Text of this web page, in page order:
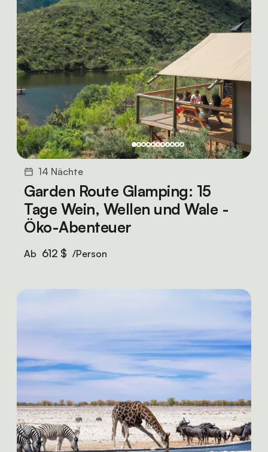
14 Nächte
Garden Route Glamping: 15
Tage Wein, Wellen und Wale -
Öko-Abenteuer
Ab 612 $ /Person